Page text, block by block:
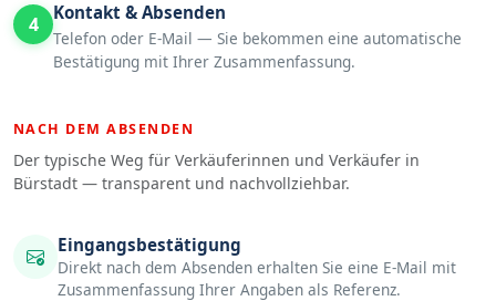
4 Kontakt & Absenden
Telefon oder E-Mail — Sie bekommen eine automatische
Bestätigung mit Ihrer Zusammenfassung.
NACH DEM ABSENDEN
Der typische Weg für Verkäuferinnen und Verkäufer in
Bürstadt — transparent und nachvollziehbar.
Eingangsbestätigung
Direkt nach dem Absenden erhalten Sie eine E-Mail mit
Zusammenfassung Ihrer Angaben als Referenz.